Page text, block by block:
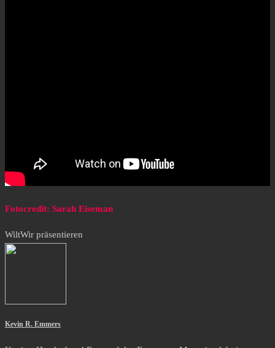
Fotocredit: Sarah Eiseman
WiltWir präsentieren
Kevin R. Emmers